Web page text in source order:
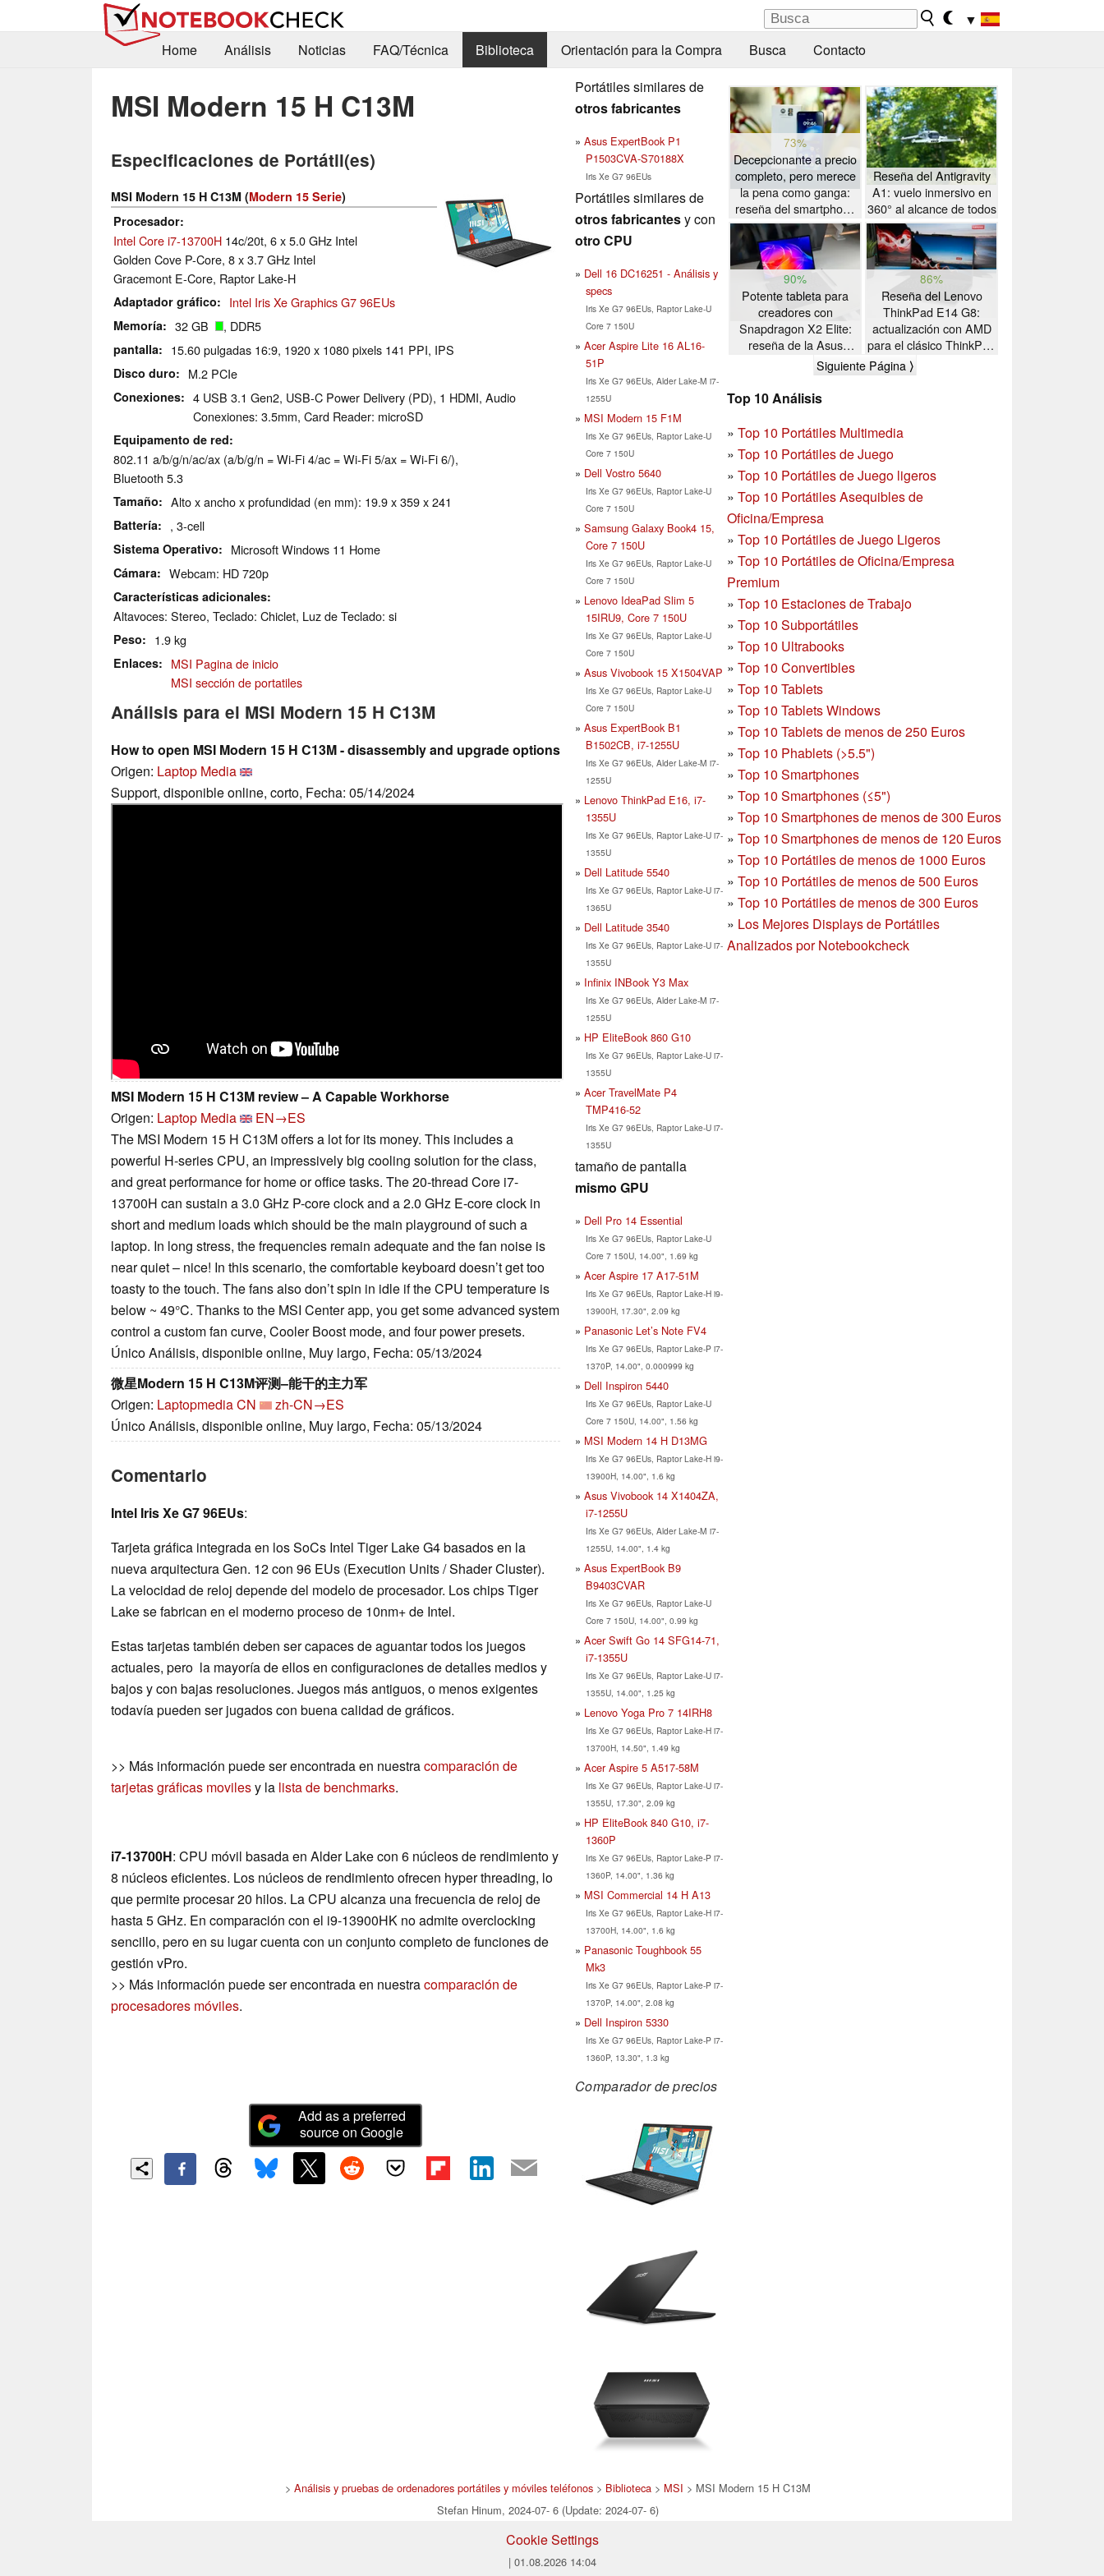
▼
Home
Análisis Noticias FAQ/Técnica Biblioteca Orientación para la Compra Busca Contacto
MSI Modern 15 H C13M
Especificaciones de Portátil(es)
MSI Modern 15 H C13M (Modern 15 Serie)
Procesador
Intel Core i7-13700H 14c/20t, 6 x 5.0 GHz Intel
Golden Cove P-Core, 8 x 3.7 GHz Intel
Gracemont E-Core, Raptor Lake-H
Adaptador gráfico Intel Iris Xe Graphics G7 96EUs
Memoría 32 GB , DDR5
pantalla 15.60 pulgadas 16:9, 1920 x 1080 pixels 141 PPI, IPS
Disco duro M.2 PCIe
Conexiones
4 USB 3.1 Gen2, USB-C Power Delivery (PD), 1 HDMI, Audio
Conexiones: 3.5mm, Card Reader: microSD
Equipamento de red
802.11 a/b/g/n/ac/ax (a/b/g/n = Wi-Fi 4/ac = Wi-Fi 5/ax = Wi-Fi 6/),
Bluetooth 5.3
Tamaño Alto x ancho x profundidad (en mm): 19.9 x 359 x 241
Battería , 3-cell
Sistema Operativo Microsoft Windows 11 Home
Cámara Webcam: HD 720p
Características adicionales
Altavoces: Stereo, Teclado: Chiclet, Luz de Teclado: si
Peso 1.9 kg
Enlaces
MSI Pagina de inicio
MSI sección de portatiles
Análisis para el MSI Modern 15 H C13M
How to open MSI Modern 15 H C13M - disassembly and upgrade options
Origen: Laptop Media
Support, disponible online, corto, Fecha: 05/14/2024
MSI Modern 15 H C13M review – A Capable Workhorse
Origen: Laptop Media
EN→ES
The MSI Modern 15 H C13M offers a lot for its money. This includes a
powerful H-series CPU, an impressively big cooling solution for the class,
and great performance for home or office tasks. The 20-thread Core i7-
13700H can sustain a 3.0 GHz P-core clock and a 2.0 GHz E-core clock in
short and medium loads which should be the main playground of such a
laptop. In long stress, the frequencies remain adequate and the fan noise is
near quiet – nice! In this scenario, the comfortable keyboard doesn’t get too
toasty to the touch. The fans also don’t spin in idle if the CPU temperature is
below ~ 49°C. Thanks to the MSI Center app, you get some advanced system
control a custom fan curve, Cooler Boost mode, and four power presets.
Único Análisis, disponible online, Muy largo, Fecha: 05/13/2024
微星Modern 15 H C13M评测–能干的主力军
Origen: Laptopmedia CN
zh-CN→ES
Único Análisis, disponible online, Muy largo, Fecha: 05/13/2024
Comentario
Intel Iris Xe G7 96EUs:
Tarjeta gráfica integrada en los SoCs Intel Tiger Lake G4 basados en la
nueva arquitectura Gen. 12 con 96 EUs (Execution Units / Shader Cluster).
La velocidad de reloj depende del modelo de procesador. Los chips Tiger
Lake se fabrican en el moderno proceso de 10nm+ de Intel.
Estas tarjetas también deben ser capaces de aguantar todos los juegos
actuales, pero la mayoría de ellos en configuraciones de detalles medios y
bajos y con bajas resoluciones. Juegos más antiguos, o menos exigentes
todavía pueden ser jugados con buena calidad de gráficos.
>> Más información puede ser encontrada en nuestracomparación de
tarjetas gráficas movilesy la lista de benchmarks.
i7-13700H: CPU móvil basada en Alder Lake con 6 núcleos de rendimiento y
8 núcleos eficientes. Los núcleos de rendimiento ofrecen hyper threading, lo
que permite procesar 20 hilos. La CPU alcanza una frecuencia de reloj de
hasta 5 GHz. En comparación con el i9-13900HK no admite overclocking
sencillo, pero en su lugar cuenta con un conjunto completo de funciones de
gestión vPro.
>> Más información puede ser encontrada en nuestracomparación de
procesadores móviles.
Add as a preferred
source on Google
Portátiles similares de
otros fabricantes
Asus ExpertBook P1
P1503CVA-S70188X
Iris Xe G7 96EUs
Portátiles similares de
otros fabricantesy con
otro CPU
Dell 16 DC16251 - Análisis y
specs
Iris Xe G7 96EUs, Raptor Lake-U
Core 7 150U
Acer Aspire Lite 16 AL16-
51P
Iris Xe G7 96EUs, Alder Lake-M i7-
1255U
MSI Modern 15 F1M
Iris Xe G7 96EUs, Raptor Lake-U
Core 7 150U
Dell Vostro 5640
Iris Xe G7 96EUs, Raptor Lake-U
Core 7 150U
Samsung Galaxy Book4 15,
Core 7 150U
Iris Xe G7 96EUs, Raptor Lake-U
Core 7 150U
Lenovo IdeaPad Slim 5
15IRU9, Core 7 150U
Iris Xe G7 96EUs, Raptor Lake-U
Core 7 150U
Asus Vivobook 15 X1504VAP
Iris Xe G7 96EUs, Raptor Lake-U
Core 7 150U
Asus ExpertBook B1
B1502CB, i7-1255U
Iris Xe G7 96EUs, Alder Lake-M i7-
1255U
Lenovo ThinkPad E16, i7-
1355U
Iris Xe G7 96EUs, Raptor Lake-U i7-
1355U
Dell Latitude 5540
Iris Xe G7 96EUs, Raptor Lake-U i7-
1365U
Dell Latitude 3540
Iris Xe G7 96EUs, Raptor Lake-U i7-
1355U
Infinix INBook Y3 Max
Iris Xe G7 96EUs, Alder Lake-M i7-
1255U
HP EliteBook 860 G10
Iris Xe G7 96EUs, Raptor Lake-U i7-
1355U
Acer TravelMate P4
TMP416-52
Iris Xe G7 96EUs, Raptor Lake-U i7-
1355U
tamaño de pantalla
mismo GPU
Dell Pro 14 Essential
Iris Xe G7 96EUs, Raptor Lake-U
Core 7 150U, 14.00", 1.69 kg
Acer Aspire 17 A17-51M
Iris Xe G7 96EUs, Raptor Lake-H i9-
13900H, 17.30", 2.09 kg
Panasonic Let’s Note FV4
Iris Xe G7 96EUs, Raptor Lake-P i7-
1370P, 14.00", 0.000999 kg
Dell Inspiron 5440
Iris Xe G7 96EUs, Raptor Lake-U
Core 7 150U, 14.00", 1.56 kg
MSI Modern 14 H D13MG
Iris Xe G7 96EUs, Raptor Lake-H i9-
13900H, 14.00", 1.6 kg
Asus Vivobook 14 X1404ZA,
i7-1255U
Iris Xe G7 96EUs, Alder Lake-M i7-
1255U, 14.00", 1.4 kg
Asus ExpertBook B9
B9403CVAR
Iris Xe G7 96EUs, Raptor Lake-U
Core 7 150U, 14.00", 0.99 kg
Acer Swift Go 14 SFG14-71,
i7-1355U
Iris Xe G7 96EUs, Raptor Lake-U i7-
1355U, 14.00", 1.25 kg
Lenovo Yoga Pro 7 14IRH8
Iris Xe G7 96EUs, Raptor Lake-H i7-
13700H, 14.50", 1.49 kg
Acer Aspire 5 A517-58M
Iris Xe G7 96EUs, Raptor Lake-U i7-
1355U, 17.30", 2.09 kg
HP EliteBook 840 G10, i7-
1360P
Iris Xe G7 96EUs, Raptor Lake-P i7-
1360P, 14.00", 1.36 kg
MSI Commercial 14 H A13
Iris Xe G7 96EUs, Raptor Lake-H i7-
13700H, 14.00", 1.6 kg
Panasonic Toughbook 55
Mk3
Iris Xe G7 96EUs, Raptor Lake-P i7-
1370P, 14.00", 2.08 kg
Dell Inspiron 5330
Iris Xe G7 96EUs, Raptor Lake-P i7-
1360P, 13.30", 1.3 kg
Comparador de precios
73%
Decepcionante a precio
completo, pero merece
la pena como ganga:
reseña del smartphone
Motorola Moto G47
Reseña del Antigravity
A1: vuelo inmersivo en
360° al alcance de todos
90%
Potente tableta para
creadores con
Snapdragon X2 Elite:
reseña de la Asus
ProArt PZ14
86%
Reseña del Lenovo
ThinkPad E14 G8:
actualización con AMD
para el clásico ThinkPad
con gran autonomía
Siguiente Página ⟩
Top 10 Análisis
» Top 10 Portátiles Multimedia
» Top 10 Portátiles de Juego
» Top 10 Portátiles de Juego ligeros
» Top 10 Portátiles Asequibles de
Oficina/Empresa
» Top 10 Portátiles de Juego Ligeros
» Top 10 Portátiles de Oficina/Empresa
Premium
» Top 10 Estaciones de Trabajo
» Top 10 Subportátiles
» Top 10 Ultrabooks
» Top 10 Convertibles
» Top 10 Tablets
» Top 10 Tablets Windows
» Top 10 Tablets de menos de 250 Euros
» Top 10 Phablets (>5.5")
» Top 10 Smartphones
» Top 10 Smartphones (≤5")
» Top 10 Smartphones de menos de 300 Euros
» Top 10 Smartphonesde menos de 120 Euros
» Top 10 Portátiles de menos de 1000 Euros
» Top 10 Portátiles de menos de 500 Euros
» Top 10 Portátiles de menos de 300 Euros
» Los Mejores Displays de Portátiles
Analizados por Notebookcheck
> Análisis y pruebas de ordenadores portátiles y móviles teléfonos> Biblioteca> MSI > MSI Modern 15 H C13M
Stefan Hinum, 2024-07- 6 (Update: 2024-07- 6)
Cookie Settings
| 01.08.2026 14:04